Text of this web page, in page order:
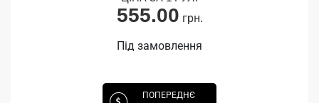
555.00 грн.
Під замовлення
ПОПЕРЕДНЄ